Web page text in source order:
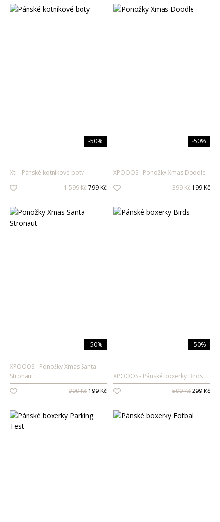
-50%
Xti
Pánské kotníkové boty
1 599 Kč799 Kč
-50%
XPOOOS
Ponožky Xmas Doodle
399 Kč 199 Kč
-50%
XPOOOS
Ponožky Xmas Santa-
Stronaut
399 Kč 199 Kč
-50%
XPOOOS
Pánské boxerky Birds
599 Kč299 Kč